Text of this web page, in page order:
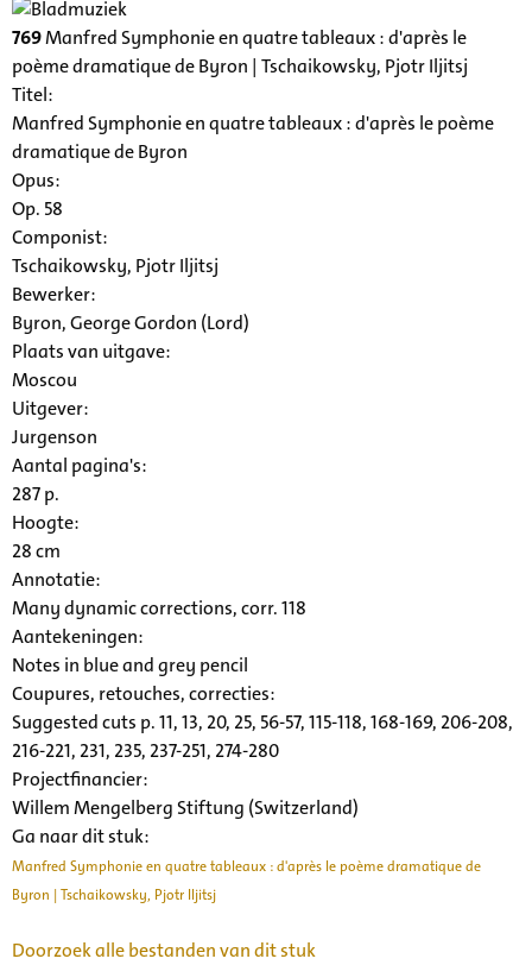
769Manfred Symphonie en quatre tableaux : d'après le
poème dramatique de Byron | Tschaikowsky, Pjotr Iljitsj
Titel:
Manfred Symphonie en quatre tableaux : d'après le poème
dramatique de Byron
Opus:
Op. 58
Componist:
Tschaikowsky, Pjotr Iljitsj
Bewerker:
Byron, George Gordon (Lord)
Plaats van uitgave:
Moscou
Uitgever:
Jurgenson
Aantal pagina's:
287 p.
Hoogte:
28 cm
Annotatie:
Many dynamic corrections, corr. 118
Aantekeningen:
Notes in blue and grey pencil
Coupures, retouches, correcties:
Suggested cuts p. 11, 13, 20, 25, 56-57, 115-118, 168-169, 206-208,
216-221, 231, 235, 237-251, 274-280
Projectfinancier:
Willem Mengelberg Stiftung (Switzerland)
Ga naar dit stuk:
Manfred Symphonie en quatre tableaux : d'après le poème dramatique de
Byron | Tschaikowsky, Pjotr Iljitsj
Doorzoek alle bestanden van dit stuk